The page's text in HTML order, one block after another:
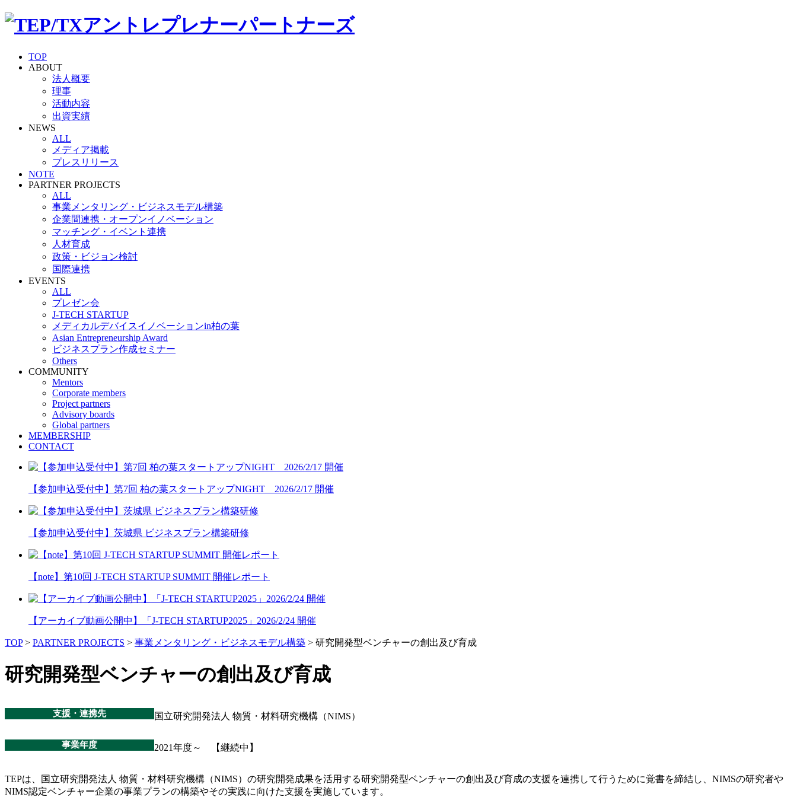
TOP
ABOUT
法人概要
理事
活動内容
出資実績
NEWS
ALL
メディア掲載
プレスリリース
NOTE
PARTNER PROJECTS
ALL
事業メンタリング・ビジネスモデル構築
企業間連携・オープンイノベーション
マッチング・イベント連携
人材育成
政策・ビジョン検討
国際連携
EVENTS
ALL
プレゼン会
J-TECH STARTUP
メディカルデバイスイノベーションin柏の葉
Asian Entrepreneurship Award
ビジネスプラン作成セミナー
Others
COMMUNITY
Mentors
Corporate members
Project partners
Advisory boards
Global partners
MEMBERSHIP
CONTACT
【参加申込受付中】第7回 柏の葉スタートアップNIGHT 2026/2/17 開催
【参加申込受付中】茨城県 ビジネスプラン構築研修
【note】第10回 J-TECH STARTUP SUMMIT 開催レポート
【アーカイブ動画公開中】「J-TECH STARTUP2025」2026/2/24 開催
TOP> PARTNER PROJECTS > 事業メンタリング・ビジネスモデル構築 > 研究開発型ベンチャーの創出及び育成
研究開発型ベンチャーの創出及び育成
支援・連携先 国立研究開発法人 物質・材料研究機構（NIMS）
事業年度 2021年度～ 【継続中】
TEPは、国立研究開発法人 物質・材料研究機構（NIMS）の研究開発成果を活用する研究開発型ベンチャーの創出及び育成の支援を連携して行うために覚書を締結し、NIMSの研究者や
NIMS認定ベンチャー企業の事業プランの構築やその実践に向けた支援を実施しています。